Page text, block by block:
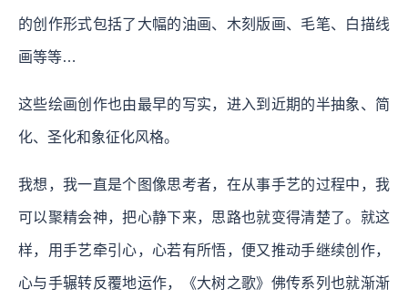
的创作形式包括了大幅的油画、木刻版画、毛笔、白描线
画等等…
这些绘画创作也由最早的写实，进入到近期的半抽象、简
化、圣化和象征化风格。
我想，我一直是个图像思考者，在从事手艺的过程中，我
可以聚精会神，把心静下来，思路也就变得清楚了。就这
样，用手艺牵引心，心若有所悟，便又推动手继续创作，
心与手辗转反覆地运作，《大树之歌》佛传系列也就渐渐